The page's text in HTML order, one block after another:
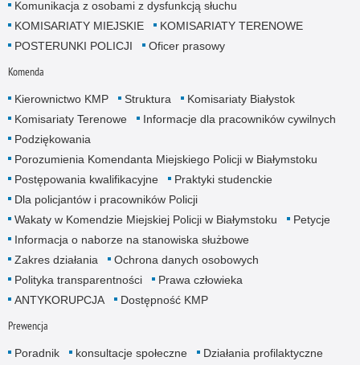
Komunikacja z osobami z dysfunkcją słuchu
KOMISARIATY MIEJSKIE
KOMISARIATY TERENOWE
POSTERUNKI POLICJI
Oficer prasowy
Komenda
Kierownictwo KMP Struktura
Komisariaty Białystok
Komisariaty Terenowe
Informacje dla pracowników cywilnych
Podziękowania
Porozumienia Komendanta Miejskiego Policji w Białymstoku
Postępowania kwalifikacyjne
Praktyki studenckie
Dla policjantów i pracowników Policji
Wakaty w Komendzie Miejskiej Policji w Białymstoku
Petycje
Informacja o naborze na stanowiska służbowe
Zakres działania
Ochrona danych osobowych
Polityka transparentności
Prawa człowieka
ANTYKORUPCJA
Dostępność KMP
Prewencja
Poradnik konsultacje społeczne
Działania profilaktyczne